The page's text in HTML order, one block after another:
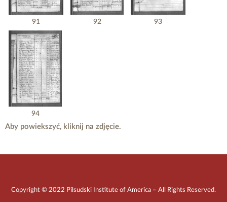
91 92 93
94
Aby powiekszyć, kliknij na zdjęcie.
Copyright © 2022 Pilsudski Institute of America – All Rights Reserved.